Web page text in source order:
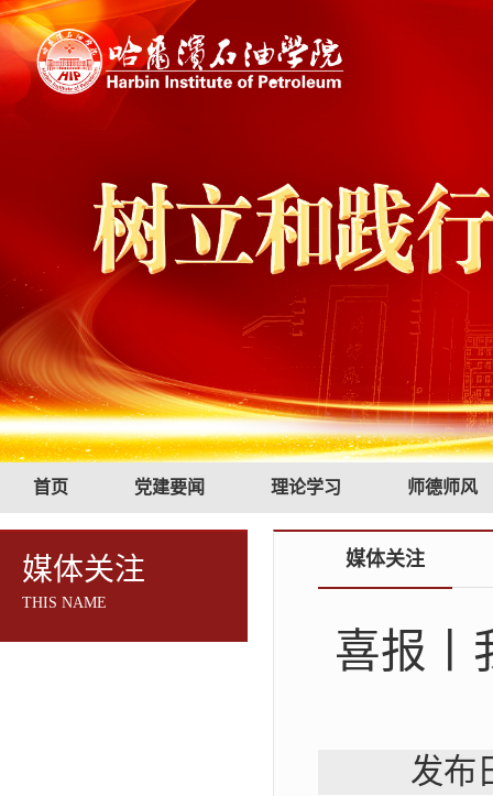
首页 党建要闻 理论学习 师德师风
媒体关注
THIS NAME
媒体关注
喜报丨
发